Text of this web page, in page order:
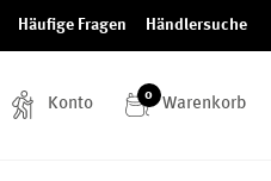
Häufige Fragen Händlersuche
Konto Warenkorb
0